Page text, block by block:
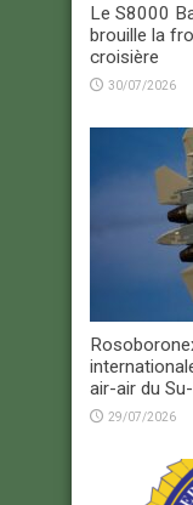
Le S8000
brouille la
croisière
30/07/2026
air-air du
29/07/2026